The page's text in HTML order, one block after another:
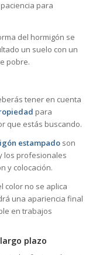
para
del hormigón se
un suelo con un
pobre.
tener en cuenta
para
que estás buscando.
estampadoson
los profesionales
y colocación.
color no se aplica
una apariencia final
en trabajos
plazo